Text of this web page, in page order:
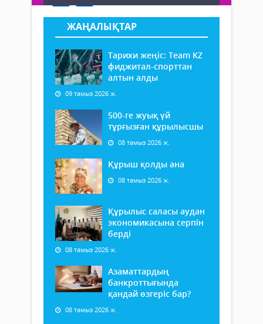
ЖАҢАЛЫҚТАР
Тарихи жеңіс: Team KZ
фиджитал-спорттан
алтын алды
09 тамыз 2026 ж.
500-ге жуық үй
тұрғызған құрылысшы
08 тамыз 2026 ж.
Құрыш қолды ана
08 тамыз 2026 ж.
Құрылыс саласы аудан
экономикасына серпін
берді
08 тамыз 2026 ж.
Азаматтардың
банкроттығында
қандай өзгеріс бар?
08 тамыз 2026 ж.